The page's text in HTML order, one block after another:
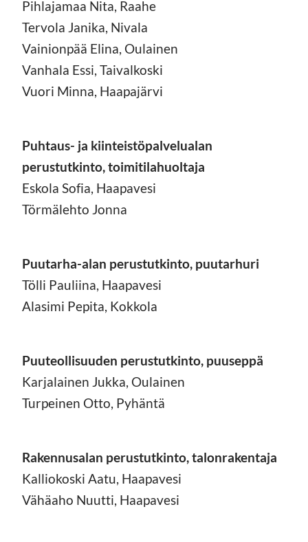
Pihlajamaa Nita, Raahe
Tervola Janika, Nivala
Vainionpää Elina, Oulainen
Vanhala Essi, Taivalkoski
Vuori Minna, Haapajärvi
Puhtaus- ja kiinteistöpalvelualan
perustutkinto, toimitilahuoltaja
Eskola Sofia, Haapavesi
Törmälehto Jonna
Puutarha-alan perustutkinto, puutarhuri
Tölli Pauliina, Haapavesi
Alasimi Pepita, Kokkola
Puuteollisuuden perustutkinto, puuseppä
Karjalainen Jukka, Oulainen
Turpeinen Otto, Pyhäntä
Rakennusalan perustutkinto, talonrakentaja
Kalliokoski Aatu, Haapavesi
Vähäaho Nuutti, Haapavesi